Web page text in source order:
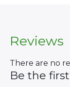
Reviews
There are no
Be the